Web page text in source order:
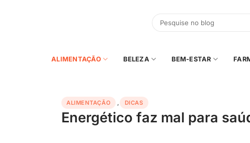
ALIMENTAÇÃO BELEZA BEM-ESTAR
ALIMENTAÇÃO , DICAS
Energético faz mal para